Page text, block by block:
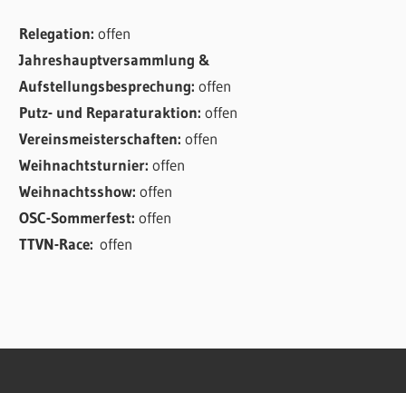
Relegation:offen
Jahreshauptversammlung &
Aufstellungsbesprechung:offen
Putz- und Reparaturaktion:offen
Vereinsmeisterschaften:offen
Weihnachtsturnier:offen
Weihnachtsshow:offen
OSC-Sommerfest:offen
TTVN-Race:offen